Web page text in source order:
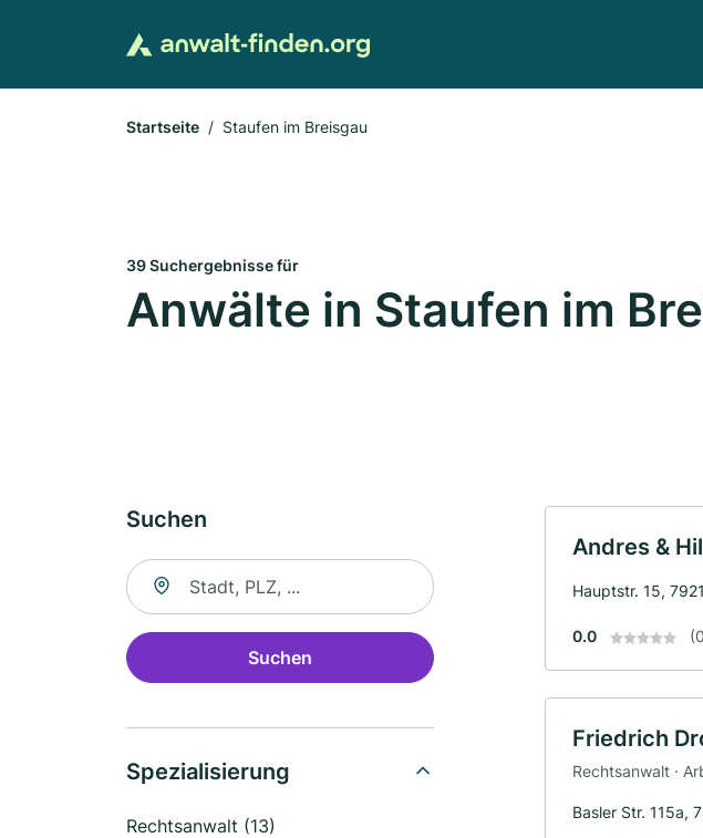
Startseite Staufen im Breisgau
39 Suchergebnisse für
Anwälte in Staufen im
Suchen
Suche nach Ort
Suchen
Spezialisierung
Rechtsanwalt (13)
Andres &
Hauptstr. 15,
0.0
Friedrich
Rechtsanwalt ·
Basler Str. 115a,